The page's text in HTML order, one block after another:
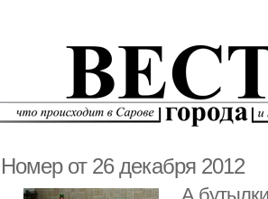
Номер от 26 декабря 2012